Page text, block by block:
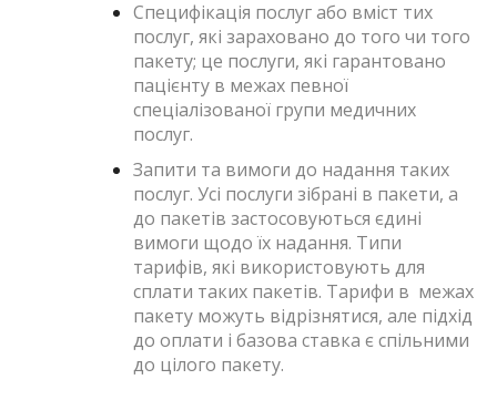
Специфікація послуг або вміст тих
послуг, які зараховано до того чи того
пакету; це послуги, які гарантовано
пацієнту в межах певної
спеціалізованої групи медичних
послуг.
Запити та вимоги до надання таких
послуг. Усі послуги зібрані в пакети, а
до пакетів застосовуються єдині
вимоги щодо їх надання. Типи
тарифів, які використовують для
сплати таких пакетів. Тарифи в межах
пакету можуть відрізнятися, але підхід
до оплати і базова ставка є спільними
до цілого пакету.